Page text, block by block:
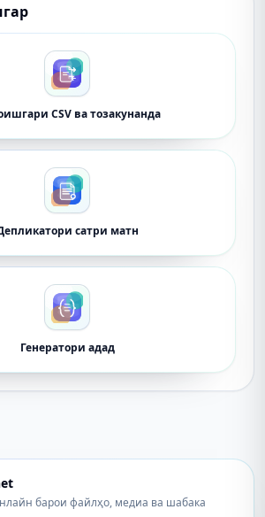
CSV ва тозакунанда
сатри матн
Генератори адад
барои файлҳо, медиа ва шабака